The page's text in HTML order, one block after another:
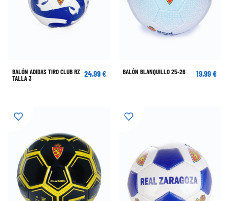
BALÓN ADIDAS TIRO CLUB RZ
TALLA 3
24,99 € BALÓN BLANQUILLO 25-26 19,99 €